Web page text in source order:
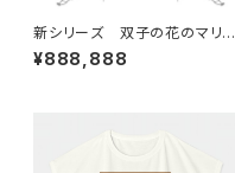
新シリーズ 双子の花のマリア
【立像】販売開始！
¥888,888